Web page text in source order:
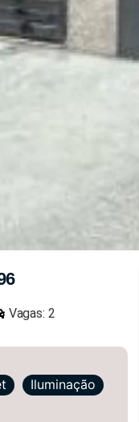
Vagas: 2
Iluminação